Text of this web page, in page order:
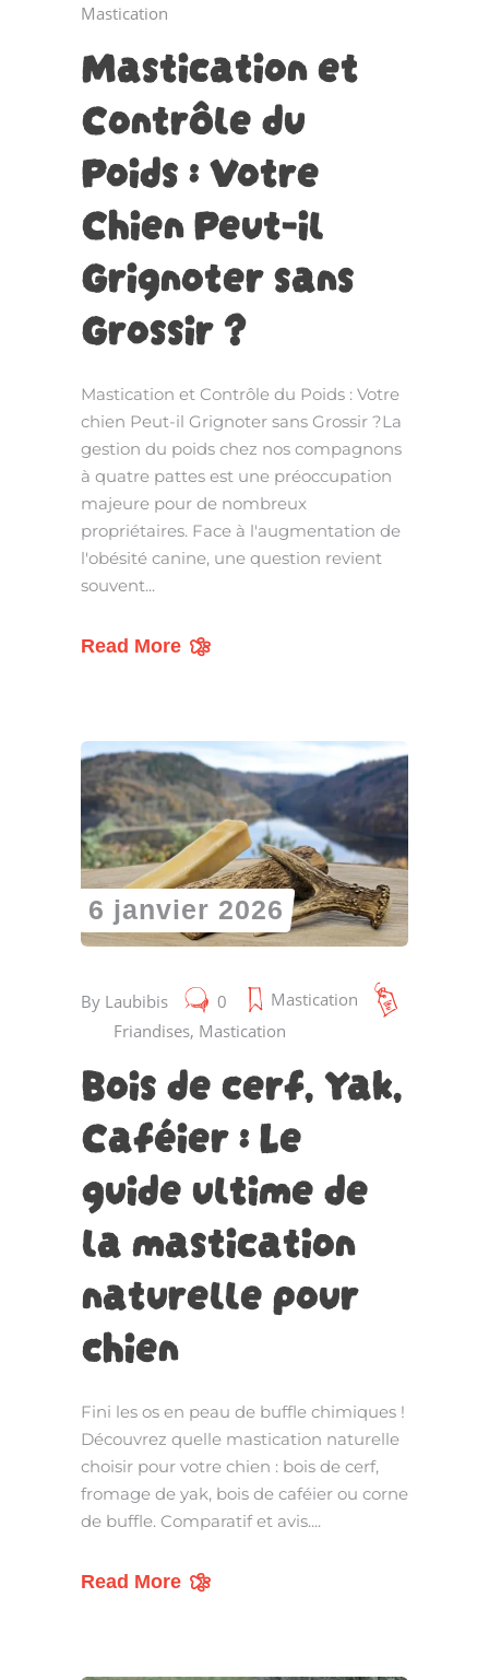
Mastication
Mastication et
Contrôle du
Poids : Votre
Chien Peut-il
Grignoter sans
Grossir ?
Mastication et Contrôle du Poids : Votre
chien Peut-il Grignoter sans Grossir ?La
gestion du poids chez nos compagnons
à quatre pattes est une préoccupation
majeure pour de nombreux
propriétaires. Face à l'augmentation de
l'obésité canine, une question revient
souvent
Read More
6 janvier 2026
By Laubibis 0
Mastication
Friandises, Mastication
Bois de cerf, Yak,
Caféier : Le
guide ultime de
la mastication
naturelle pour
chien
Fini les os en peau de buffle chimiques !
Découvrez quelle mastication naturelle
choisir pour votre chien : bois de cerf,
fromage de yak, bois de caféier ou corne
de buffle. Comparatif et avis.
Read More